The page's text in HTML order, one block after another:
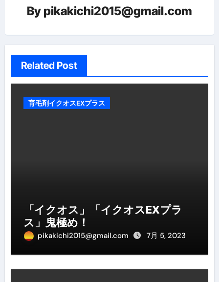
ョ
ン
By pikakichi2015@gmail.com
Related Post
育毛剤イクオスEXプラス
「イクオス」「イクオスEXプラ
ス」鬼極め！
pikakichi2015@gmail.com 7月 5, 2023